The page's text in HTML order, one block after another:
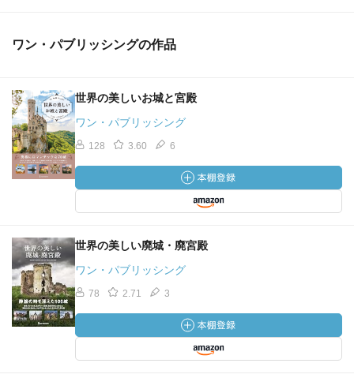
ワン・パブリッシングの作品
世界の美しいお城と宮殿
ワン・パブリッシング
128 3.60 6
世界の美しい廃城・廃宮殿
ワン・パブリッシング
78 2.71 3